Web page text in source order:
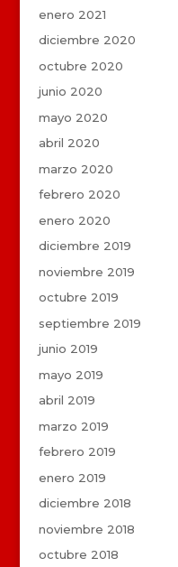
enero 2021
diciembre 2020
octubre 2020
junio 2020
mayo 2020
abril 2020
marzo 2020
febrero 2020
enero 2020
diciembre 2019
noviembre 2019
octubre 2019
septiembre 2019
junio 2019
mayo 2019
abril 2019
marzo 2019
febrero 2019
enero 2019
diciembre 2018
noviembre 2018
octubre 2018